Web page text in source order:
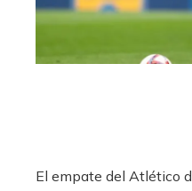
El empate del Atlético